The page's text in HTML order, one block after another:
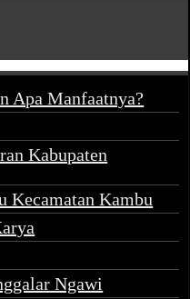
Apa Manfaatnya?
Kabupaten
Kecamatan Kambu
Ngawi